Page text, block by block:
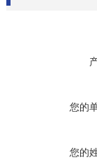
您的
您的